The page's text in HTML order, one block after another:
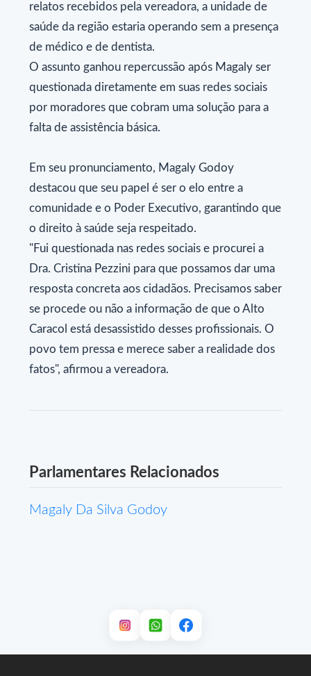
relatos recebidos pela vereadora, a unidade de
saúde da região estaria operando sem a presença
de médico e de dentista.
​O assunto ganhou repercussão após Magaly ser
questionada diretamente em suas redes sociais
por moradores que cobram uma solução para a
falta de assistência básica.
​Em seu pronunciamento, Magaly Godoy
destacou que seu papel é ser o elo entre a
comunidade e o Poder Executivo, garantindo que
o direito à saúde seja respeitado.
​"Fui questionada nas redes sociais e procurei a
Dra. Cristina Pezzini para que possamos dar uma
resposta concreta aos cidadãos. Precisamos saber
se procede ou não a informação de que o Alto
Caracol está desassistido desses profissionais. O
povo tem pressa e merece saber a realidade dos
fatos", afirmou a vereadora.
Parlamentares Relacionados
Magaly Da Silva Godoy